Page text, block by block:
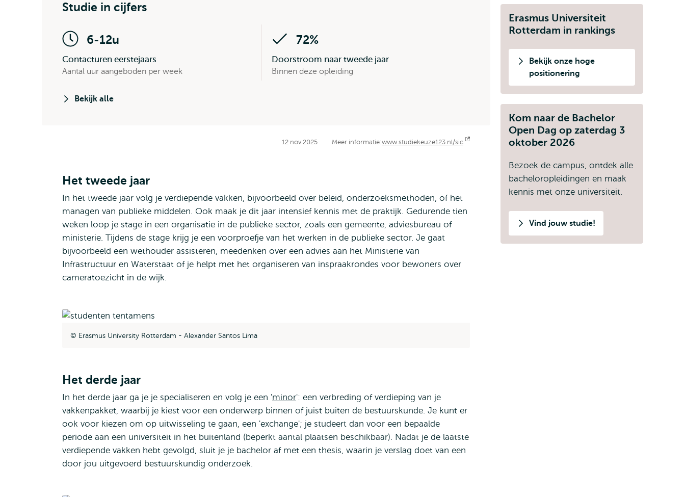
Studie in cijfers
6-12u
Contacturen eerstejaars
Aantal uur aangeboden per week
72%
Doorstroom naar tweede jaar
Binnen deze opleiding
Bekijk alle
12 nov 2025 Meer informatie:www.studiekeuze123.nl/sic
Het tweede jaar
In het tweede jaar volg je verdiepende vakken, bijvoorbeeld over beleid, onderzoeksmethoden, of het
managen van publieke middelen. Ook maak je dit jaar intensief kennis met de praktijk. Gedurende tien
weken loop je stage in een organisatie in de publieke sector, zoals een gemeente, adviesbureau of
ministerie. Tijdens de stage krijg je een voorproefje van het werken in de publieke sector. Je gaat
bijvoorbeeld een wethouder assisteren, meedenken over een advies aan het Ministerie van
Infrastructuur en Waterstaat of je helpt met het organiseren van inspraakrondes voor bewoners over
cameratoezicht in de wijk.
Erasmus University Rotterdam - Alexander Santos Lima
Het derde jaar
In het derde jaar ga je je specialiseren en volg je een 'minor': een verbreding of verdieping van je
vakkenpakket, waarbij je kiest voor een onderwerp binnen of juist buiten de bestuurskunde. Je kunt er
ook voor kiezen om op uitwisseling te gaan, een 'exchange'; je studeert dan voor een bepaalde
periode aan een universiteit in het buitenland (beperkt aantal plaatsen beschikbaar). Nadat je de laatste
verdiepende vakken hebt gevolgd, sluit je je bachelor af met een thesis, waarin je verslag doet van een
door jou uitgevoerd bestuurskundig onderzoek.
Erasmus Universiteit
Rotterdam in rankings
Bekijk onze hoge
positionering
Kom naar de Bachelor
Open Dag op zaterdag 3
oktober 2026
Bezoek de campus, ontdek alle
bacheloropleidingen en maak
kennis met onze universiteit.
Vind jouw studie!